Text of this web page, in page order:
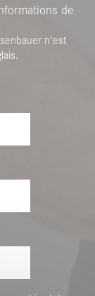
de
n'est